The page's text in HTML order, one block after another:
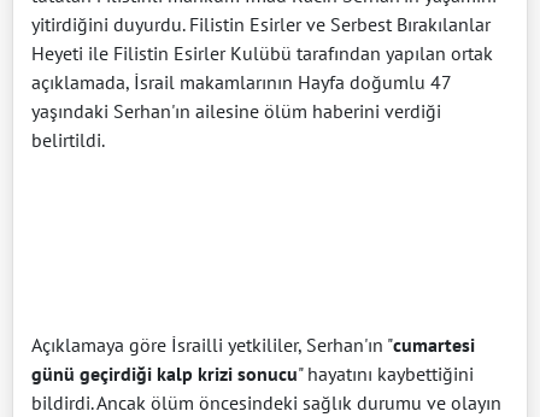
yitirdiğini duyurdu. Filistin Esirler ve Serbest Bırakılanlar
Heyeti ile Filistin Esirler Kulübü tarafından yapılan ortak
açıklamada, İsrail makamlarının Hayfa doğumlu 47
yaşındaki Serhan'ın ailesine ölüm haberini verdiği
belirtildi.
Açıklamaya göre İsrailli yetkililer, Serhan'ın "cumartesi
günü geçirdiği kalp krizi sonucu" hayatını kaybettiğini
bildirdi. Ancak ölüm öncesindeki sağlık durumu ve olayın